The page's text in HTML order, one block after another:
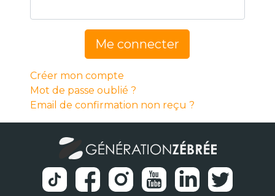
Me connecter
Créer mon compte
Mot de passe oublié ?
Email de confirmation non reçu ?